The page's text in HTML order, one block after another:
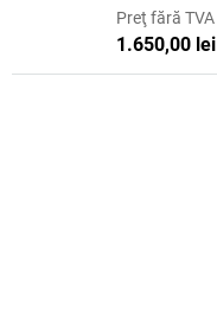
Preţ fără TVA
1.650,00 lei